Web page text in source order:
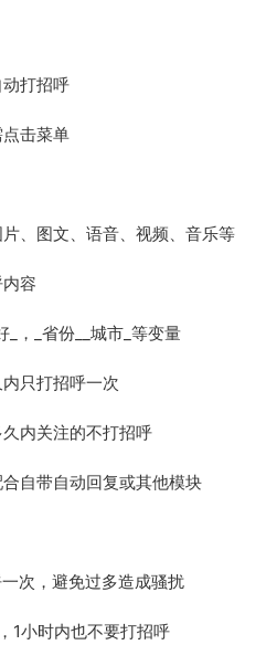
打招呼
击菜单
图文、语音、视频、音乐等
容
_省份__城市_等变量
只打招呼一次
内关注的不打招呼
自带自动回复或其他模块
次，避免过多造成骚扰
小时内也不要打招呼